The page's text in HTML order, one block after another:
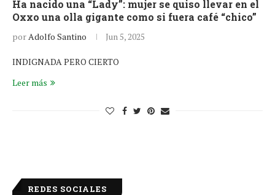
Ha nacido una “Lady”: mujer se quiso llevar en el
Oxxo una olla gigante como si fuera café “chico”
porAdolfo Santino Jun 5, 2025
INDIGNADA PERO CIERTO
Leer más
REDES SOCIALES